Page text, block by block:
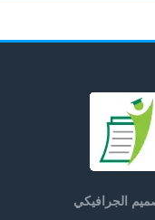
الجرافيكي